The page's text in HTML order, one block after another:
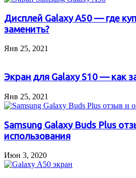
Дисплей Galaxy A50 — где
заменить?
Янв 25, 2021
Экран для Galaxy S10 — как
Янв 25, 2021
Samsung Galaxy Buds Plus
использования
Июн 3, 2020